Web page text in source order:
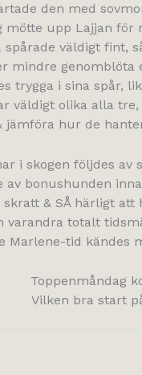
den med
mötte upp Lajjan för
väldigt fint,
mindre genomblöta
trygga i sina spår,
väldigt olika alla
jämföra hur de
i skogen följdes av
bonushunden
& SÅ härligt att
varandra totalt
Marlene-tid kändes
Toppenmåndag
Vilken bra start